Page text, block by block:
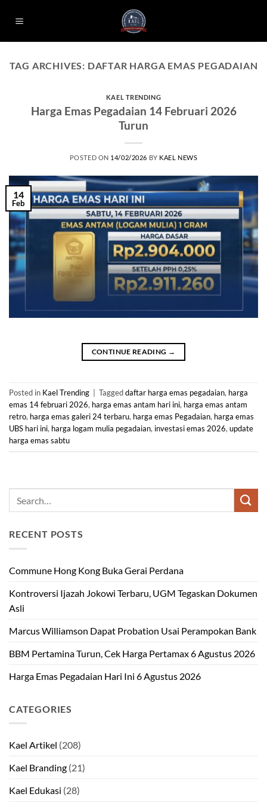
TAG ARCHIVES: DAFTAR HARGA EMAS PEGADAIAN
KAEL TRENDING
Harga Emas Pegadaian 14 Februari 2026
Turun
POSTED ON 14/02/2026 BY KAEL NEWS
14
Feb
CONTINUE READING →
Posted in Kael Trending Taggeddaftar harga emas pegadaian, harga
emas 14 februari 2026, harga emas antam hari ini, harga emas antam
retro, harga emas galeri 24 terbaru, harga emas Pegadaian, harga emas
UBS hari ini, harga logam mulia pegadaian, investasi emas 2026,update
harga emas sabtu
RECENT POSTS
Commune Hong Kong Buka Gerai Perdana
Kontroversi Ijazah Jokowi Terbaru, UGM Tegaskan Dokumen
Asli
Marcus Williamson Dapat Probation Usai Perampokan Bank
BBM Pertamina Turun, Cek Harga Pertamax 6 Agustus 2026
Harga Emas Pegadaian Hari Ini 6 Agustus 2026
CATEGORIES
Kael Artikel (208)
Kael Branding (21)
Kael Edukasi (28)